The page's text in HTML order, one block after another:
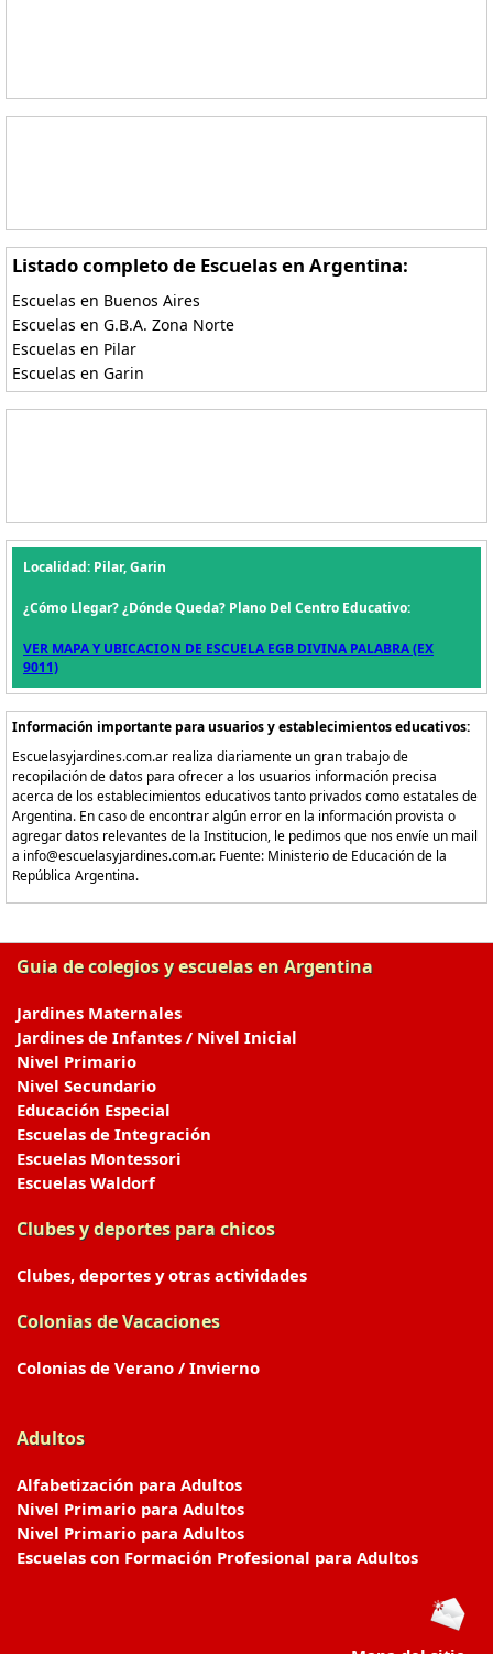
Listado completo de Escuelas en Argentina:
Escuelas en Buenos Aires
Escuelas en G.B.A. Zona Norte
Escuelas en Pilar
Escuelas en Garin
Localidad: Pilar, Garin
¿Cómo Llegar? ¿Dónde Queda? Plano Del Centro Educativo:
VER MAPA Y UBICACION DE ESCUELA EGB DIVINA PALABRA (EX
9011)
Información importante para usuarios y establecimientos educativos:
Escuelasyjardines.com.ar realiza diariamente un gran trabajo de
recopilación de datos para ofrecer a los usuarios información precisa
acerca de los establecimientos educativos tanto privados como estatales de
Argentina. En caso de encontrar algún error en la información provista o
agregar datos relevantes de la Institucion, le pedimos que nos envíe un mail
a info@escuelasyjardines.com.ar. Fuente: Ministerio de Educación de la
República Argentina.
Guia de colegios y escuelas en Argentina
Jardines Maternales
Jardines de Infantes / Nivel Inicial
Nivel Primario
Nivel Secundario
Educación Especial
Escuelas de Integración
Escuelas Montessori
Escuelas Waldorf
Clubes y deportes para chicos
Clubes, deportes y otras actividades
Colonias de Vacaciones
Colonias de Verano / Invierno
Adultos
Alfabetización para Adultos
Nivel Primario para Adultos
Nivel Primario para Adultos
Escuelas con Formación Profesional para Adultos